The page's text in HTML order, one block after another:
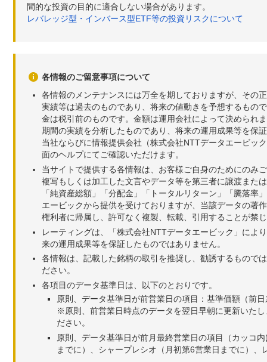
間的な投資の目的に適合しない場合があります。
レバレッジ型・インバース型ETF等の投資リスクについて
各情報のご留意事項について
各情報のメンテナンスには万全を期しておりますが、その
実績等は過去のものであり、将来の値動きを予想するもの
金は税引前のものです。金額は運用会社によって決められ
期間の実績を分析したものであり、将来の運用成果等を保
当社ならびに情報提供会社（株式会社NTTデータエービッ
面のヘルプにてご確認いただけます。
当サイトで提供する各情報は、お客様ご自身のためにのみ
複写もしくは加工した文言やデータ等を第三者に譲渡また
「純資産総額」「分配金」「トータルリターン」「騰落
エービックから提供を受けておりますが、当該データの著
権利者に帰属し、許可なく複製、転載、引用することが禁
レーティングは、「株式会社NTTデータエービック」によ
来の運用成果等を保証したものではありません。
各情報は、記載した銘柄の取引を推奨し、勧誘するもので
ださい。
各項目のデータ基準日は、以下のとおりです。
原則、データ基準日が前営業日の項目：基準価額（前
※原則、前営業日時点のデータを翌日早朝に更新いた
ださい。
原則、データ基準日が前月最終営業日の項目（カッコ
までに）、シャープレシオ（月初第6営業日までに）